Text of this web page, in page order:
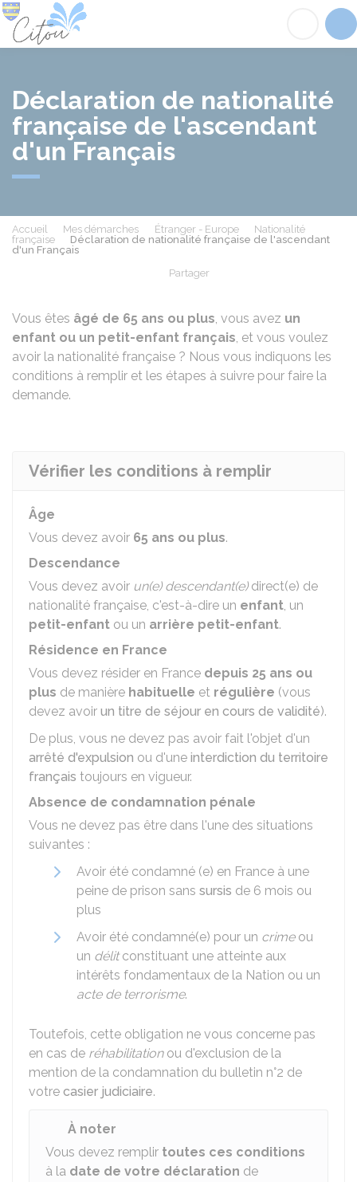
Déclaration de nationalité
française de l'ascendant
d'un Français
Accueil Mes démarches Étranger - Europe
Nationalité
française
Déclaration de nationalité française de l'ascendant
d'un Français
Partager
Vous êtes âgé de 65 ans ou plus, vous avez un
enfant ou un petit-enfant français, et vous voulez
avoir la nationalité française ? Nous vous indiquons les
conditions à remplir et les étapes à suivre pour faire la
demande.
Vérifier les conditions à remplir
Âge
Vous devez avoir 65 ans ou plus.
Descendance
Vous devez avoir un(e) descendant(e)direct(e) de
nationalité française, c'est-à-dire un enfant, un
petit-enfant ou un arrière petit-enfant.
Résidence en France
Vous devez résider en France depuis 25 ans ou
plus de manière habituelle et régulière (vous
devez avoir un titre de séjour en cours de validité).
De plus, vous ne devez pas avoir fait l'objet d'un
arrêté d'expulsion ou d'une interdiction du territoire
français toujours en vigueur.
Absence de condamnation pénale
Vous ne devez pas être dans l'une des situations
suivantes :
Avoir été condamné (e) en France à une
peine de prison sans sursis de 6 mois ou
plus
Avoir été condamné(e) pour un crimeou
un délitconstituant une atteinte aux
intérêts fondamentaux de la Nation ou un
acte de terrorisme.
Toutefois, cette obligation ne vous concerne pas
en cas de réhabilitationou d'exclusion de la
mention de la condamnation du bulletin n°2 de
votre casier judiciaire.
À noter
Vous devez remplir toutes ces conditions
à la date de votre déclaration de